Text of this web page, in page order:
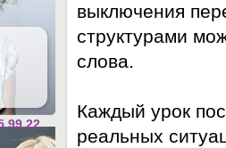
99 22
выключения
структурами
слова.
Каждый урок
реальных